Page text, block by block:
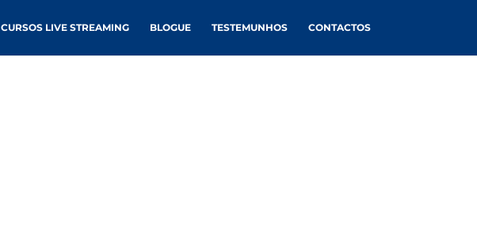
CURSOS LIVE STREAMING BLOGUE TESTEMUNHOS CONTACTOS